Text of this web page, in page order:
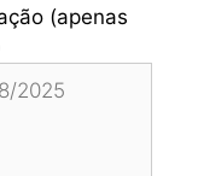
(apenas